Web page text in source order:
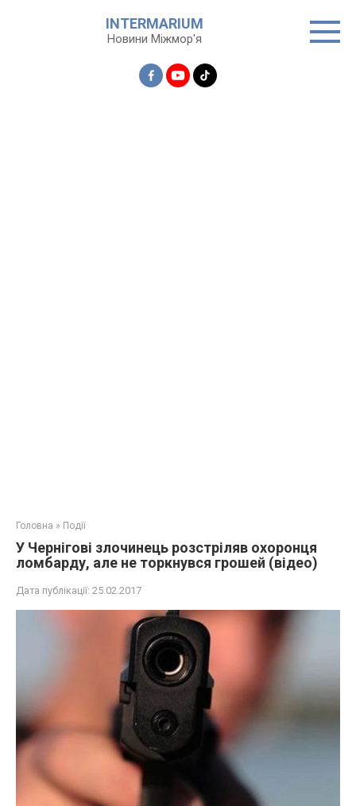
INTERMARIUM
Новини Міжмор'я
Головна » Події
У Чернігові злочинець розстріляв охоронця
ломбарду, але не торкнувся грошей (відео)
Дата публікації: 25.02.2017